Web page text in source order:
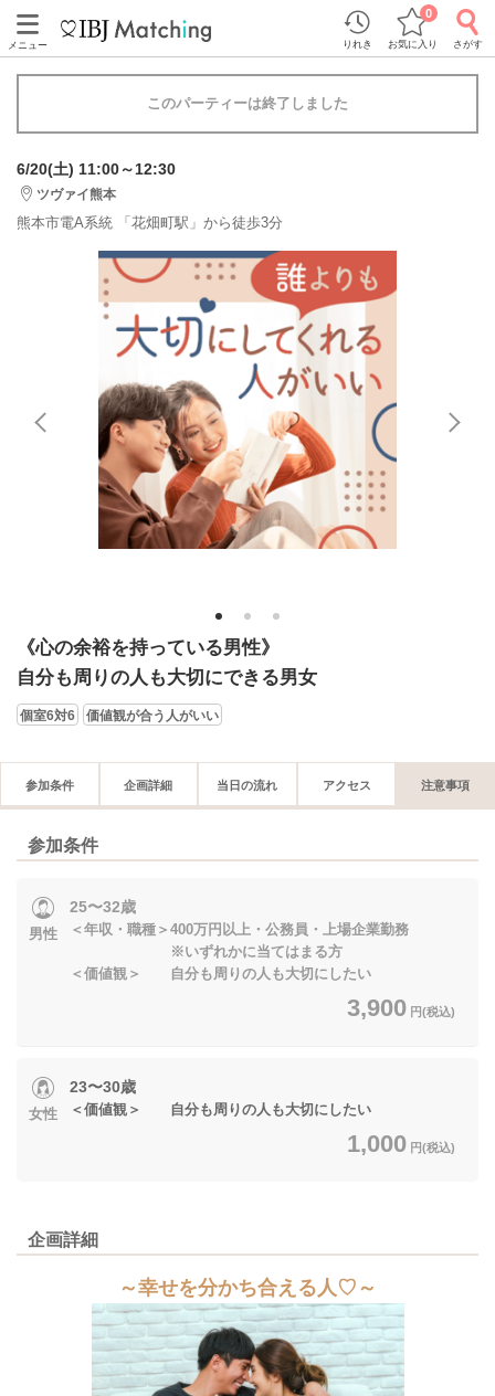
メニュー りれき お気に入り
0
さがす
このパーティーは終了しました
6/20(土) 11:00～12:30
ツヴァイ熊本
熊本市電A系統 「花畑町駅」から徒歩3分
1 2 3
《心の余裕を持っている男性》
自分も周りの人も大切にできる男女
個室6対6 価値観が合う人がいい
参加条件 企画詳細 当日の流れ アクセス 注意事項
参加条件
男性
25〜32歳
＜年収・職種＞400万円以上・公務員・上場企業勤務
※いずれかに当てはまる方
＜価値観＞ 自分も周りの人も大切にしたい
3,900 円(税込)
女性
23〜30歳
＜価値観＞ 自分も周りの人も大切にしたい
1,000 円(税込)
企画詳細
～幸せを分かち合える人♡～